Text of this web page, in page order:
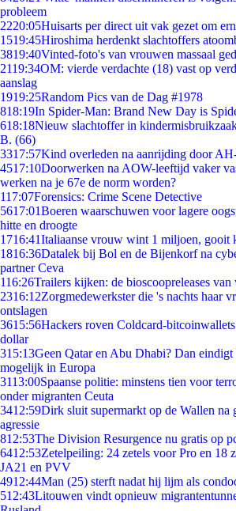
probleem
2220:05Huisarts per direct uit vak gezet om
1519:45Hiroshima herdenkt slachtoffers
3819:40Vinted-foto's van vrouwen massaal
2119:34OM: vierde verdachte (18) vast op
aanslag
1919:25Random Pics van de Dag #1978
818:19In Spider-Man: Brand New Day is
618:18Nieuw slachtoffer in
B. (66)
3317:57Kind overleden na aanrijding door
4517:10Doorwerken na AOW-leeftijd vaker
werken na je 67e de norm worden?
117:07Forensics: Crime Scene Detective
5617:01Boeren waarschuwen voor lagere
hitte en droogte
1716:41Italiaanse vrouw wint 1 miljoen, gooit
1816:36Datalek bij Bol en de Bijenkorf na
partner Ceva
116:26Trailers kijken: de bioscoopreleases van
2316:12Zorgmedewerkster die 's nachts haar
ontslagen
3615:56Hackers roven Coldcard-
dollar
315:13Geen Qatar en Abu Dhabi? Dan eindigt
mogelijk in Europa
3113:00Spaanse politie: minstens tien voor
onder migranten Ceuta
3412:59Dirk sluit supermarkt op de Wallen na
agressie
812:53The Division Resurgence nu gratis op
6412:53Zetelpeiling: 24 zetels voor Pro en 18
JA21 en PVV
4912:44Man (25) sterft nadat hij lijm als
512:43Litouwen vindt opnieuw